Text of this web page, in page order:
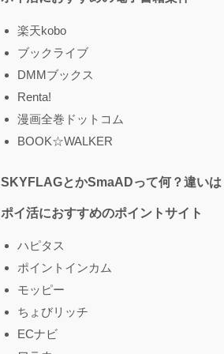
楽天kobo
ブックライブ
DMMブックス
Renta!
漫画全巻ドットコム
BOOK☆WALKER
SKYFLAGとかSmaADって何？違いは
ポイ活におすすめのポイントサイト
ハピタス
ポイントインカム
モッピー
ちょびリッチ
ECナビ